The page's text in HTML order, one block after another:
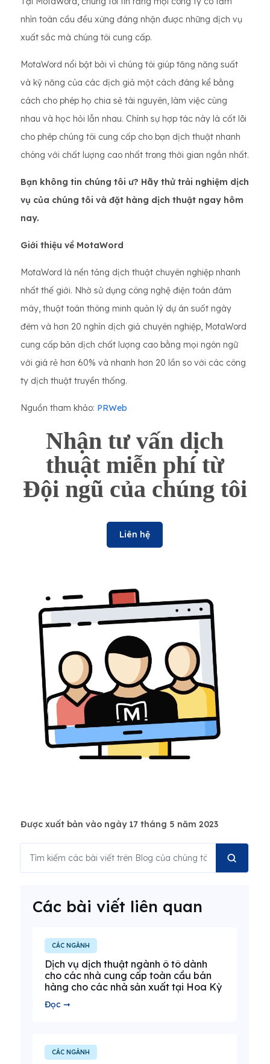
nhìn toàn cầu đều xứng đáng nhận được những dịch vụ
xuất sắc mà chúng tôi cung cấp.
MotaWord nổi bật bởi vì chúng tôi giúp tăng năng suất
và kỹ năng của các dịch giả một cách đáng kể bằng
cách cho phép họ chia sẻ tài nguyên, làm việc cùng
nhau và học hỏi lẫn nhau. Chính sự hợp tác này là cốt lõi
cho phép chúng tôi cung cấp cho bạn dịch thuật nhanh
chóng với chất lượng cao nhất trong thời gian ngắn nhất.
Bạn không tin chúng tôi ư? Hãy thử trải nghiệm dịch
vụ của chúng tôi và đặt hàng dịch thuật ngay hôm
nay.
Giới thiệu về MotaWord
MotaWord là nền tảng dịch thuật chuyên nghiệp nhanh
nhất thế giới. Nhờ sử dụng công nghệ điện toán đám
mây, thuật toán thông minh quản lý dự án suốt ngày
đêm và hơn 20 nghìn dịch giả chuyên nghiệp, MotaWord
cung cấp bản dịch chất lượng cao bằng mọi ngôn ngữ
với giá rẻ hơn 60% và nhanh hơn 20 lần so với các công
ty dịch thuật truyền thống.
Nguồn tham khảo: PRWeb
Nhận tư vấn dịch
thuật miễn phí từ
Đội ngũ của chúng tôi
Liên hệ
Được xuất bản vào ngày 17 tháng 5 năm 2023
Các bài viết liên quan
CÁC NGÀNH
Dịch vụ dịch thuật ngành ô tô dành
cho các nhà cung cấp toàn cầu bán
hàng cho các nhà sản xuất tại Hoa Kỳ
Đọc ➞
CÁC NGÀNH